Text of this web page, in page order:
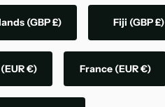
(GBP £) Fiji (GBP £)
(EUR €) France (EUR €)